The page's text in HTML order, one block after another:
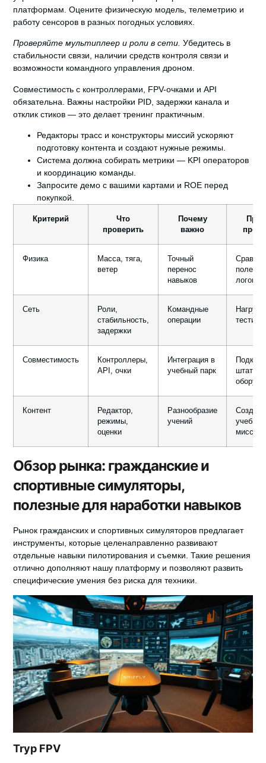
платформам. Оцените физическую модель, телеметрию и
работу сенсоров в разных погодных условиях.
Проверяйте мультиплеер и роли в сети. Убедитесь в
стабильности связи, наличии средств контроля связи и
возможности командного управления дроном.
Совместимость с контроллерами, FPV-очками и API
обязательна. Важны настройки PID, задержки канала и
отклик стиков — это делает тренинг практичным.
Редакторы трасс и конструкторы миссий ускоряют
подготовку контента и создают нужные режимы.
Система должна собирать метрики — KPI операторов
и координацию команды.
Запросите демо с вашими картами и ROE перед
покупкой.
Критерий
Что
проверить
Почему
важно
Физика
Масса, тяга,
ветер
Точный
перенос
навыков
логом
Сеть
Роли,
стабильность,
задержки
Командные
операции
Совместимость
Контроллеры,
API, очки
Интеграция в
учебный парк
штатное
Контент
Редактор,
режимы,
оценки
Разнообразие
учений
учебных
миссии
Обзор рынка: гражданские и
спортивные симуляторы,
полезные для наработки навыков
Рынок гражданских и спортивных симуляторов предлагает
инструменты, которые целенаправленно развивают
отдельные навыки пилотирования и съемки. Такие решения
отлично дополняют нашу платформу и позволяют развить
специфические умения без риска для техники.
Tryp FPV